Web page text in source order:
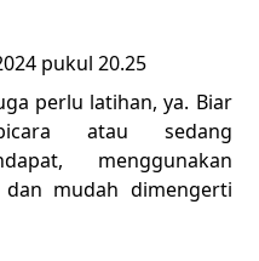
pukul 20.25
perlu latihan, ya. Biar
atau sedang
menggunakan
mudah dimengerti